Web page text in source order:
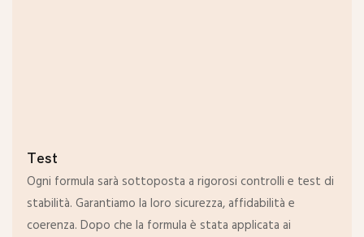
Test
Ogni formula sarà sottoposta a rigorosi controlli e test di
stabilità. Garantiamo la loro sicurezza, affidabilità e
coerenza. Dopo che la formula è stata applicata ai